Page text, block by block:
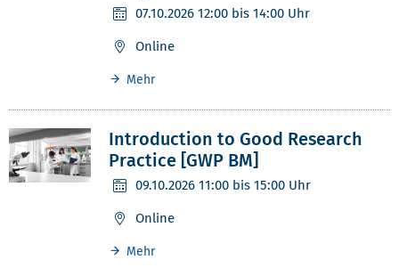
07.10.2026 12:00 bis 14:00 Uhr
Online
Mehr
Introduction to Good Research
Practice [GWP BM]
09.10.2026 11:00 bis 15:00 Uhr
Online
Mehr